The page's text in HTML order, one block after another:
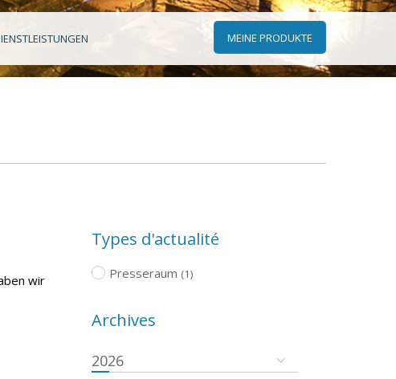
MEINE PRODUKTE
wir
Types d'actualité
Presseraum (1)
Archives
2026